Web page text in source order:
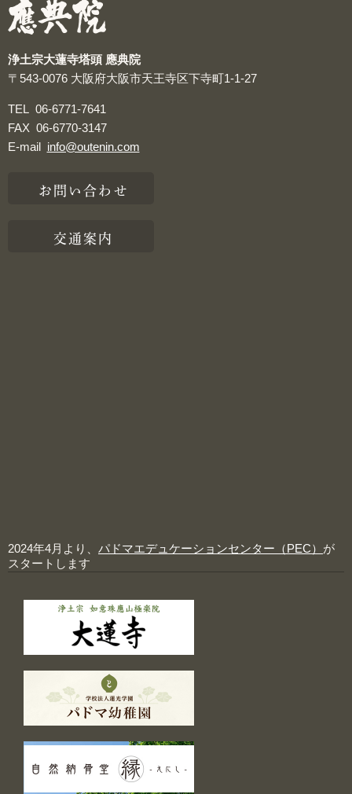
浄土宗大蓮寺塔頭 應典院
〒543-0076 大阪府大阪市天王寺区下寺町1-1-27
TEL 06-6771-7641
FAX 06-6770-3147
E-mail info@outenin.com
お問い合わせ
交通案内
2024年4月より、 パドマエデュケーションセンター（PEC） が
スタートします